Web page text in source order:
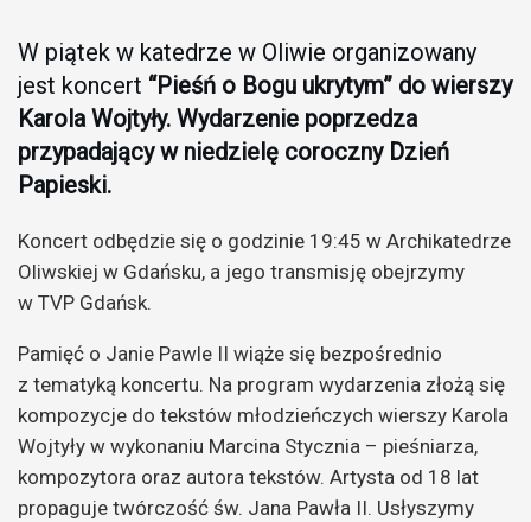
W piątek w katedrze w Oliwie organizowany
jest koncert “Pieśń o Bogu ukrytym” do wierszy
Karola Wojtyły. Wydarzenie poprzedza
przypadający w niedzielę coroczny Dzień
Papieski.
Koncert odbędzie się o godzinie 19:45 w Archikatedrze
Oliwskiej w Gdańsku, a jego transmisję obejrzymy
w TVP Gdańsk.
Pamięć o Janie Pawle II wiąże się bezpośrednio
z tematyką koncertu. Na program wydarzenia złożą się
kompozycje do tekstów młodzieńczych wierszy Karola
Wojtyły w wykonaniu Marcina Stycznia – pieśniarza,
kompozytora oraz autora tekstów. Artysta od 18 lat
propaguje twórczość św. Jana Pawła II. Usłyszymy